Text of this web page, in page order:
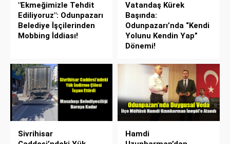
"Ekmeğimizle Tehdit
Ediliyoruz": Odunpazarı
Belediye İşçilerinden
Mobbing İddiası!
Vatandaş Kürek
Başında:
Odunpazarı’nda “Kendi
Yolunu Kendin Yap”
Dönemi!
Sivrihisar
Hamdi